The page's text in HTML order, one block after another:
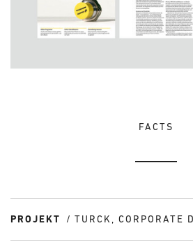
FACTS
PROJEKT TURCK, CORPORATE